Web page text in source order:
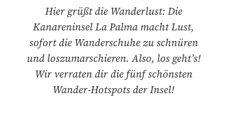
Hier grüßt die Wanderlust: Die
Kanareninsel La Palma macht Lust,
sofort die Wanderschuhe zu schnüren
und loszumarschieren. Also, los geht’s!
Wir verraten dir die fünf schönsten
Wander-Hotspots der Insel!